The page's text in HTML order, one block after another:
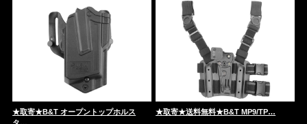
★取寄★B&T オープントップホルス
★取寄★送料無料★B&T MP9/TP…